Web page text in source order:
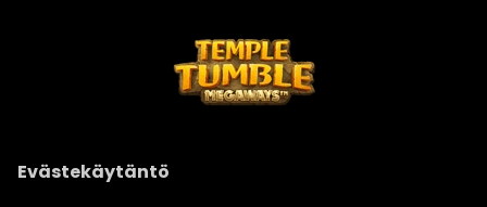
Evästekäytäntö